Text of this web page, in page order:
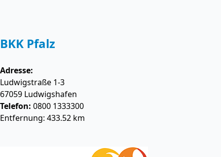
BKK Pfalz
Adresse:
Ludwigstraße 1-3
67059 Ludwigshafen
Telefon: 0800 1333300
Entfernung: 433.52 km